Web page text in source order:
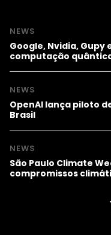
NEWS
Google, Nvidia, Gupy
computação quântica
NEWS
OpenAI lança piloto
Brasil
NEWS
São Paulo Climate
compromissos